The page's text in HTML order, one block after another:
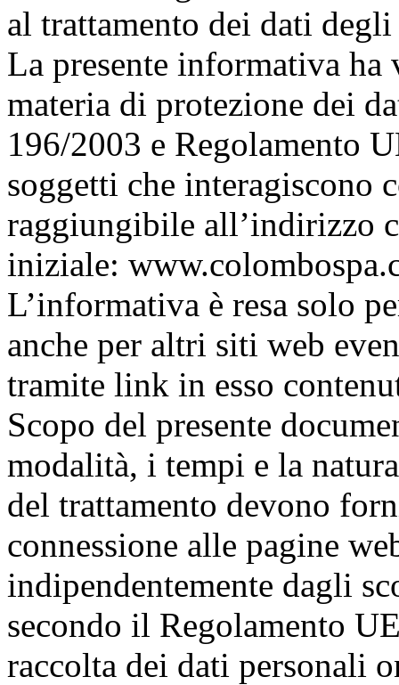
al trattamento dei dati
La presente informativa
materia di protezione dei
196/2003 e Regolamento
soggetti che interagiscono
raggiungibile all’indirizzo
iniziale:
L’informativa è resa solo
anche per altri siti web
tramite link in esso
Scopo del presente
modalità, i tempi e la
del trattamento devono
connessione alle pagine
indipendentemente dagli
secondo il Regolamento
raccolta dei dati personali